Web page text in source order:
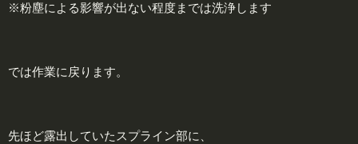
※粉塵による影響が出ない程度までは洗浄します
では作業に戻ります。
先ほど露出していたスプライン部に、